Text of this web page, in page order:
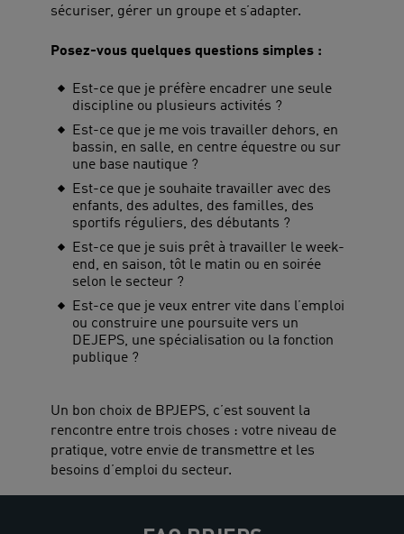
sécuriser, gérer un groupe et s’adapter.
Posez-vous quelques questions simples :
Est-ce que je préfère encadrer une seule
discipline ou plusieurs activités ?
Est-ce que je me vois travailler dehors, en
bassin, en salle, en centre équestre ou sur
une base nautique ?
Est-ce que je souhaite travailler avec des
enfants, des adultes, des familles, des
sportifs réguliers, des débutants ?
Est-ce que je suis prêt à travailler le week-
end, en saison, tôt le matin ou en soirée
selon le secteur ?
Est-ce que je veux entrer vite dans l’emploi
ou construire une poursuite vers un
DEJEPS, une spécialisation ou la fonction
publique ?
Un bon choix de BPJEPS, c’est souvent la
rencontre entre trois choses : votre niveau de
pratique, votre envie de transmettre et les
besoins d’emploi du secteur.